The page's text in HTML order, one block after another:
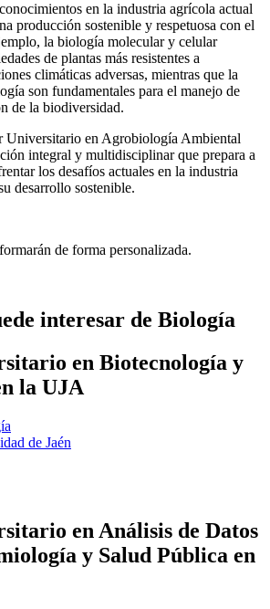
en la industria agrícola actual
producción sostenible y respetuosa con el
la biología molecular y celular
de plantas más resistentes a
climáticas adversas, mientras que la
son fundamentales para el manejo de
de la biodiversidad.
Universitario en Agrobiología Ambiental
integral y multidisciplinar que prepara a
los desafíos actuales en la industria
desarrollo sostenible.
de forma personalizada.
interesar de Biología
en Biotecnología y
la UJA
de Jaén
en Análisis de Datos
y Salud Pública en